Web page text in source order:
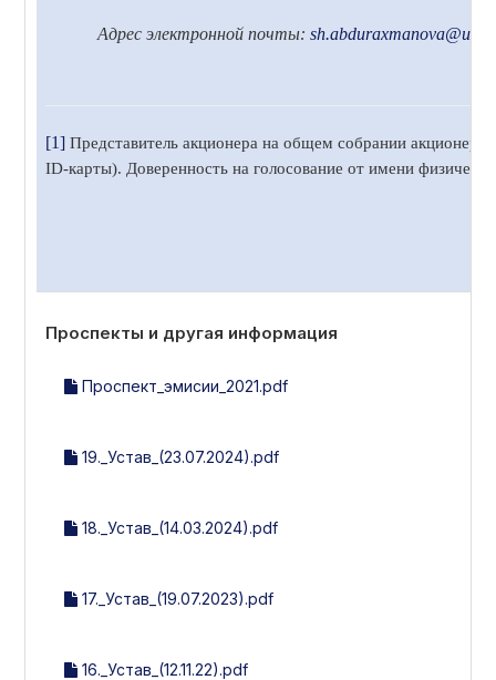
Адрес электронной почты:sh.abduraxmanova
[1] Представитель акционера на общем собрании
ID-карты). Доверенность на голосование от имени
Проспекты и другая информация
Проспект_эмисии_2021.pdf
19._Устав_(23.07.2024).pdf
18._Устав_(14.03.2024).pdf
17._Устав_(19.07.2023).pdf
16._Устав_(12.11.22).pdf